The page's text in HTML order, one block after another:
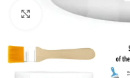
Click to enlarge